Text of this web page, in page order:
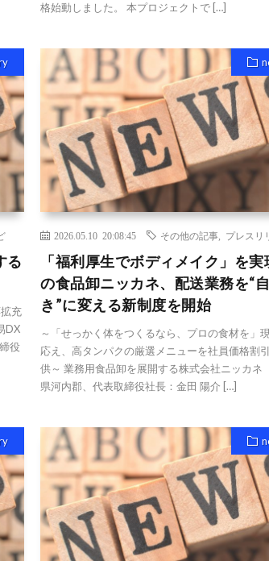
格始動しました。 本プロジェクトで […]
る
充
DX
役
2026.05.10 20:08:45 その他の記事 プレスリ
「福利厚生でボディメイク」を
の食品卸ニッカネ、配送業務を“
き”に変える新制度を開始
～「せっかく体をつくるなら、プロの食材を」
応え、高タンパクの厳選メニューを社員価格割
供～ 業務用食品卸を展開する株式会社ニッカネ
県河内郡、代表取締役社長：金田 陽介 […]